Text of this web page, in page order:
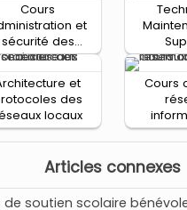
Cours
et
sécurité des
réseaux
et
des
locaux
Cours
Articles connexes
de soutien scolaire